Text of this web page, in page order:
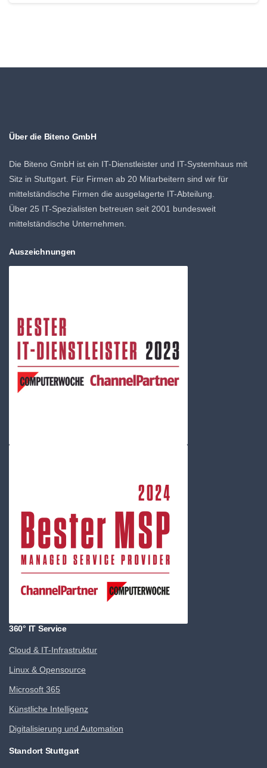
Über die Biteno GmbH
Die Biteno GmbH ist ein IT-Dienstleister und IT-Systemhaus mit
Sitz in Stuttgart. Für Firmen ab 20 Mitarbeitern sind wir für
mittelständische Firmen die ausgelagerte IT-Abteilung.
Über 25 IT-Spezialisten betreuen seit 2001 bundesweit
mittelständische Unternehmen.
Auszeichnungen
360° IT Service
Cloud & IT-Infrastruktur
Linux & Opensource
Microsoft 365
Künstliche Intelligenz
Digitalisierung und Automation
Standort Stuttgart